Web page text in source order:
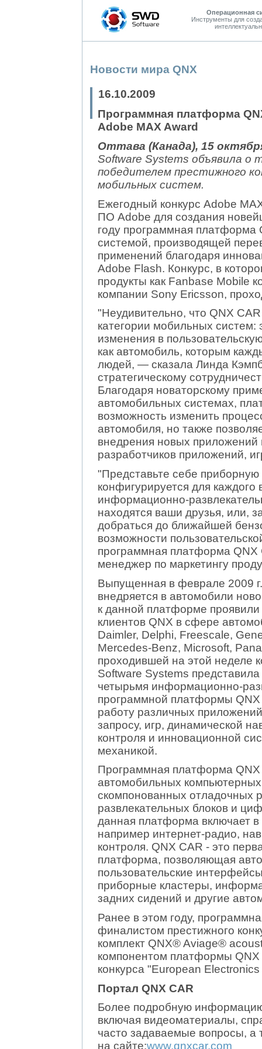
Операционная
Инструменты для
Новости мира QNX
16.10.2009
Программная платформа
Adobe MAX Award
Оттава (Канада), 15
Software Systems объявила
победителем престижного
мобильных систем.
Ежегодный конкурс Adobe
ПО Adobe для создания
году программная
системой, производящей
применений благодаря
Adobe Flash. Конкурс, в
продукты как Fanbase Mobile
компании Sony Ericsson,
"Неудивительно, что QNX
категории мобильных
изменения в
как автомобиль, которым
людей, — сказала Линда
стратегическому
Благодаря новаторскому
автомобильных системах,
возможность изменить
автомобиля, но также
внедрения новых
разработчиков приложений,
"Представьте себе приборную
конфигурируется для
информационно-
находятся ваши друзья, или,
добраться до ближайшей
возможности
программная платформа
менеджер по маркетингу
Выпущенная в феврале 2009
внедряется в автомобили
к данной платформе
клиентов QNX в сфере
Daimler, Delphi, Freescale,
Mercedes-Benz, Microsoft,
проходившей на этой неделе
Software Systems
четырьмя информационно-
программной платформы
работу различных
запросу, игр, динамической
контроля и инновационной
механикой.
Программная платформа QNX
автомобильных
скомпонованных отладочных
развлекательных блоков и
данная платформа включает
например интернет-радио,
контроля. QNX CAR - это
платформа, позволяющая
пользовательские
приборные кластеры,
задних сидений и другие
Ранее в этом году,
финалистом престижного
комплект QNX® Aviage®
компонентом платформы QNX
конкурса "European
Портал QNX CAR
Более подробную
включая видеоматериалы,
часто задаваемые вопросы, а
на сайте:www.qnxcar.com